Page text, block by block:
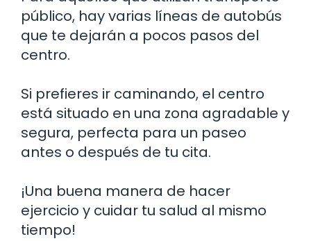
público, hay varias líneas de autobús
que te dejarán a pocos pasos del
centro.
Si prefieres ir caminando, el centro
está situado en una zona agradable y
segura, perfecta para un paseo
antes o después de tu cita.
¡Una buena manera de hacer
ejercicio y cuidar tu salud al mismo
tiempo!